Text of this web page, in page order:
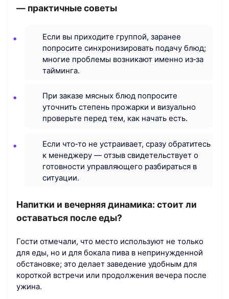
— практичные советы
Если вы приходите группой, заранее
попросите синхронизировать подачу блюд;
многие проблемы возникают именно из‑за
тайминга.
При заказе мясных блюд попросите
уточнить степень прожарки и визуально
проверьте перед тем, как начать есть.
Если что‑то не устраивает, сразу обратитесь
к менеджеру — отзыв свидетельствует о
готовности управляющего разбираться в
ситуации.
Напитки и вечерняя динамика: стоит ли
оставаться после еды?
Гости отмечали, что место используют не только
для еды, но и для бокала пива в непринужденной
обстановке; это делает заведение удобным для
короткой встречи или продолжения вечера после
ужина.